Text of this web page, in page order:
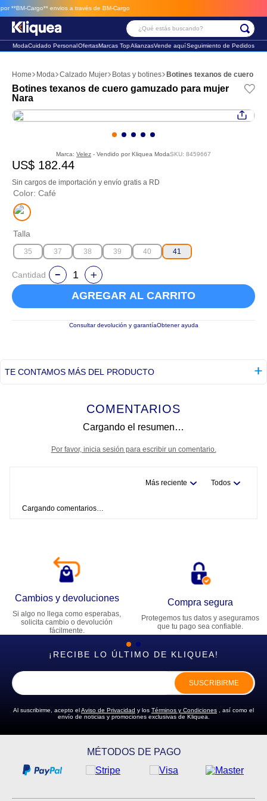
Cargo** envios a través de BM-Cargo
¿Qué estás buscando?
ModaCuidado PersonalOfertasMarcas TopAlianzasVende aquíSeguimiento de Pedidos
Moda Calzado Mujer Botas y botines Botines texanos de cuero
Botines texanos de cuero gamuzado para mujer
Nara
Marca: Velez - Vendido por Kliquea ModaSKU: 8459667
US$ 182.44
Sin cargos de importación y envío gratis a RD
Color: Café
Talla
35 37 38 39 40 41
Cantidad
AGREGAR AL CARRITO
Consultar devolución y garantíaObtener ayuda
TE CONTAMOS MÁS DEL PRODUCTO
COMENTARIOS
Cargando el resumen…
Por favor, inicia sesión para escribir un comentario.
Más reciente Todos
Cargando comentarios…
Cambios y devoluciones
Si algo no llega como esperabas,
solicita cambio o devolución
fácilmente.
Compra segura
Protegemos tus datos y aseguramos
que tu pago sea confiable.
¡RECIBE LO ÚLTIMO DE KLIQUEA!
SUSCRIBIRME
Al suscribirme, acepto elAviso de Privacidad y los Términos y Condiciones , así como el
envío de noticias y promociones exclusivas de Kliquea.
MÉTODOS DE PAGO
2. futbol
3. sandalia